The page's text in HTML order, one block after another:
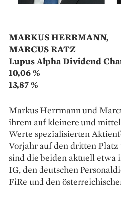
MARKUS HERRMANN,
MARCUS RATZ
Lupus Alpha Dividend
10,06 %
13,87 %
Markus Herrmann und
ihrem auf kleinere und
Werte spezialisierten
Vorjahr auf den dritten
sind die beiden aktuell etwa
IG, den deutschen
FiRe und den